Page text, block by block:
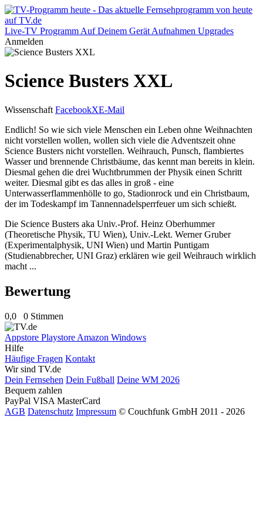
Live-TV Programm Auf Deinem Gerät Aufnahmen Upgrades
Anmelden
Science Busters XXL
Wissenschaft FacebookXE-Mail
Endlich! So wie sich viele Menschen ein Leben ohne Weihnachten
nicht vorstellen wollen, wollen sich viele die Adventszeit ohne
Science Busters nicht vorstellen. Weihrauch, Punsch, flambiertes
Wasser und brennende Christbäume, das kennt man bereits in klein.
Diesmal gehen die drei Wuchtbrummen der Physik einen Schritt
weiter. Diesmal gibt es das alles in groß - eine
Unterwasserflammenhölle to go, Stadionrock und ein Christbaum,
der im Todeskampf im Tannennadelsperrfeuer um sich schießt.
Die Science Busters aka Univ.-Prof. Heinz Oberhummer
(Theoretische Physik, TU Wien), Univ.-Lekt. Werner Gruber
(Experimentalphysik, UNI Wien) und Martin Puntigam
(Studienabbrecher, UNI Graz) erklären wie geil Weihrauch wirklich
macht ...
Bewertung
0,0 0 Stimmen
Appstore Playstore Amazon Windows
Hilfe
Häufige Fragen Kontakt
Wir sind TV.de
Dein Fernsehen Dein Fußball Deine WM 2026
Bequem zahlen
PayPal VISA MasterCard
AGB Datenschutz Impressum © Couchfunk GmbH 2011 - 2026